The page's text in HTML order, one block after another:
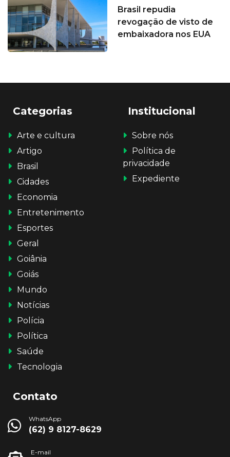
Brasil repudia
revogação de visto de
embaixadora nos EUA
Categorias
Arte e cultura
Artigo
Brasil
Cidades
Economia
Entretenimento
Esportes
Geral
Goiânia
Goiás
Mundo
Notícias
Polícia
Política
Saúde
Tecnologia
Institucional
Sobre nós
Política de
privacidade
Expediente
Contato
WhatsApp
(62) 9 8127-8629
E-mail